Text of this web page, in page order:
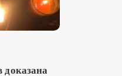
доказана